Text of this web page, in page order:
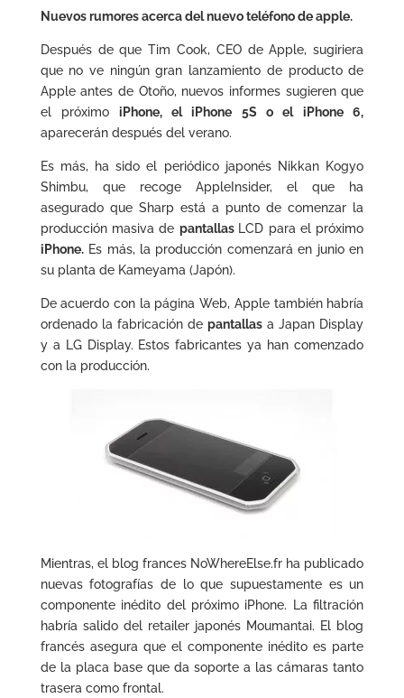
Nuevos rumores acerca del nuevo teléfono de apple.
Después de que Tim Cook, CEO de Apple, sugiriera
que no ve ningún gran lanzamiento de producto de
Apple antes de Otoño, nuevos informes sugieren que
el próximo iPhone, el iPhone 5S o el iPhone 6,
aparecerán después del verano.
Es más, ha sido el periódico japonés Nikkan Kogyo
Shimbu, que recoge AppleInsider, el que ha
asegurado que Sharp está a punto de comenzar la
producción masiva de pantallas LCD para el próximo
iPhone.Es más, la producción comenzará en junio en
su planta de Kameyama (Japón).
De acuerdo con la página Web, Apple también habría
ordenado la fabricación depantallas a Japan Display
y a LG Display. Estos fabricantes ya han comenzado
con la producción.
Mientras, el blog frances NoWhereElse.fr ha publicado
nuevas fotografías de lo que supuestamente es un
componente inédito del próximo iPhone. La filtración
habría salido del retailer japonés Moumantai. El blog
francés asegura que el componente inédito es parte
de la placa base que da soporte a las cámaras tanto
trasera como frontal.